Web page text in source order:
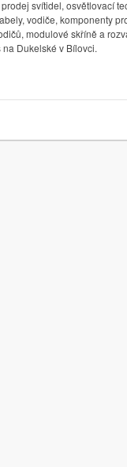
svítidel, osvětlovací
vodiče, komponenty
modulové skříně a
Dukelské v Bílovci.